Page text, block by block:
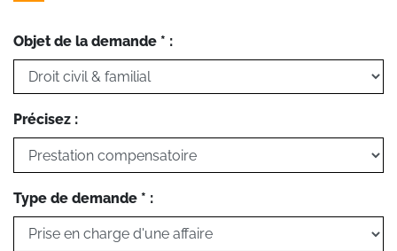
Objet de la demande * :
Précisez :
Type de demande * :